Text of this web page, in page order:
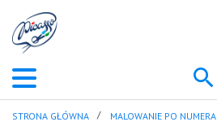
STRONA GŁÓWNA MALOWANIE PO